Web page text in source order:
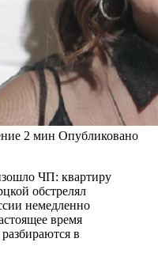
2 мин Опубликовано
ЧП: квартиру
обстрелял
немедленно
время
в